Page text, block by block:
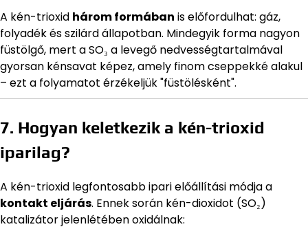
A kén-trioxid három formában is előfordulhat: gáz,
folyadék és szilárd állapotban. Mindegyik forma nagyon
füstölgő, mert a SO₃ a levegő nedvességtartalmával
gyorsan kénsavat képez, amely finom cseppekké alakul
– ezt a folyamatot érzékeljük "füstölésként".
7. Hogyan keletkezik a kén-trioxid
iparilag?
A kén-trioxid legfontosabb ipari előállítási módja a
kontakt eljárás. Ennek során kén-dioxidot (SO₂)
katalizátor jelenlétében oxidálnak: